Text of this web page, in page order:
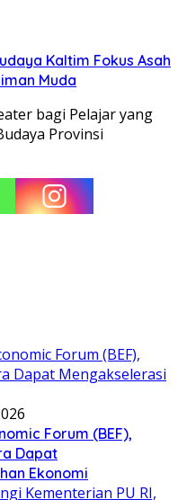
Kaltim Fokus Asah
Muda
bagi Pelajar yang
Provinsi
Forum (BEF),
Dapat
Ekonomi